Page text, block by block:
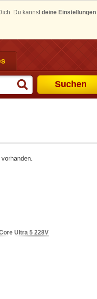
Du kannstdeine Einstellungen
Suchen
Ultra 5 228V